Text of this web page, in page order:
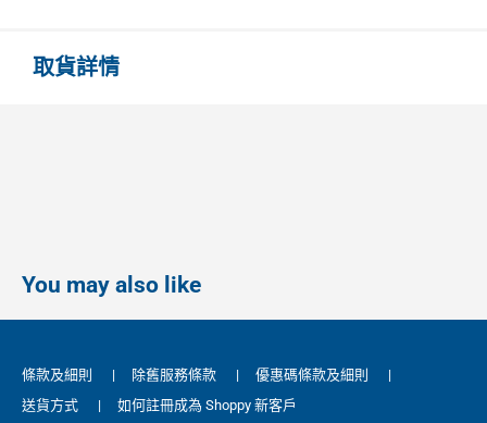
取貨詳情
You may also like
條款及細則 | 除舊服務條款 | 優惠碼條款及細則
|
送貨方式
| 如何註冊成為 Shoppy 新客戶